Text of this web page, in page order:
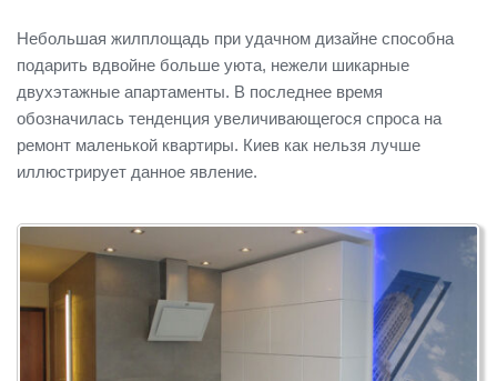
Небольшая жилплощадь при удачном дизайне способна
подарить вдвойне больше уюта, нежели шикарные
двухэтажные апартаменты. В последнее время
обозначилась тенденция увеличивающегося спроса на
ремонт маленькой квартиры. Киев как нельзя лучше
иллюстрирует данное явление.